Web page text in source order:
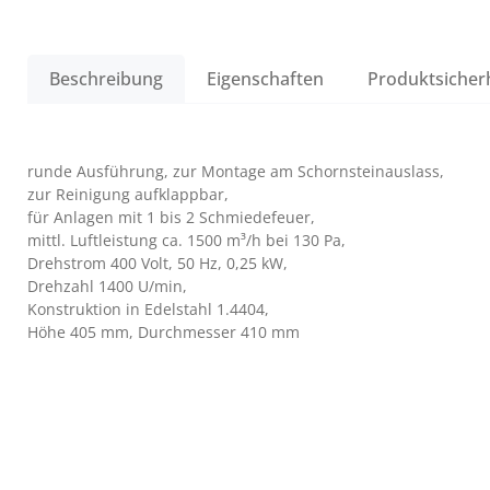
Beschreibung Eigenschaften
runde Ausführung, zur Montage am Schornsteinauslass,
zur Reinigung aufklappbar,
für Anlagen mit 1 bis 2 Schmiedefeuer,
mittl. Luftleistung ca. 1500 m³/h bei 130 Pa,
Drehstrom 400 Volt, 50 Hz, 0,25 kW,
Drehzahl 1400 U/min,
Konstruktion in Edelstahl 1.4404,
Höhe 405 mm, Durchmesser 410 mm